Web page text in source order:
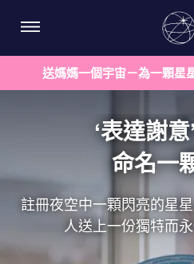
送媽媽一個宇宙－為一顆星
‘表達謝意
命名一
註冊夜空中一顆閃亮的星
人送上一份獨特而